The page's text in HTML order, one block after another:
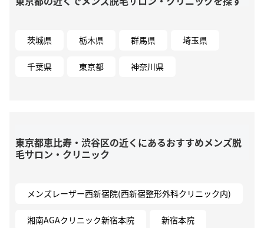
茨城県 栃木県 群馬県 埼玉県
千葉県 東京都 神奈川県
東京都恵比寿・渋谷区の近くにあるおすすめメンズ脱
毛サロン・クリニック
メンズレーザー西新宿院(西新宿整形外科クリニック内)
湘南AGAクリニック新宿本院 新宿本院